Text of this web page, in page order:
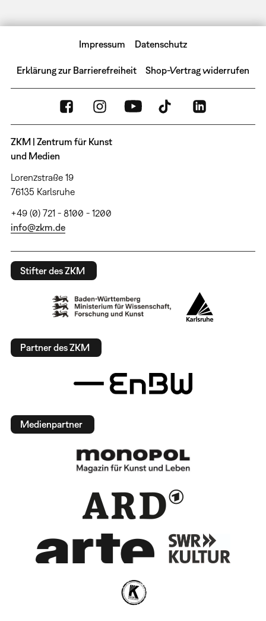
Impressum Datenschutz
Erklärung zur Barrierefreiheit Shop-Vertrag widerrufen
ZKM | Zentrum für Kunst
und Medien
Lorenzstraße 19
76135 Karlsruhe
+49 (0) 721 - 8100 - 1200
info@zkm.de
Stifter des ZKM
Partner des ZKM
Medienpartner